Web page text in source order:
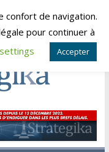
confort de navigation.
pour continuer à
Accepter